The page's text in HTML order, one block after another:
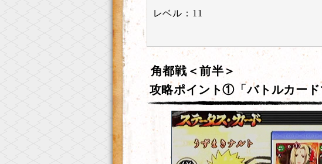
レベル：11
角都戦＜前半＞
攻略ポイント①「バトルカード